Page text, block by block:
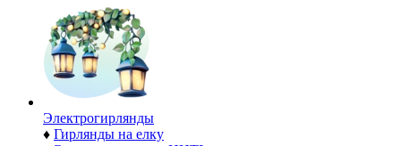
Электро­гирлянды
♦ Гирлянды на елку